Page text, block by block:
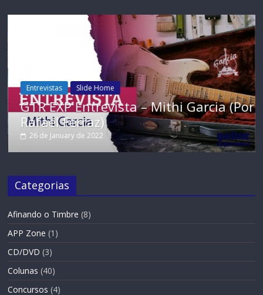
Entrevistas Slide Home
GTR EXP Entrevista – Mithi Garcia (Por
Rafael Ferraz)
26 de January de 2022
Categorias
Afinando o Timbre (8)
APP Zone (1)
CD/DVD (3)
Colunas (40)
Concursos (4)